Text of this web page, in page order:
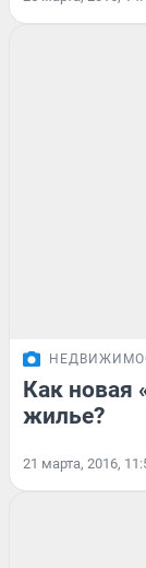
Как новая
жилье?
21 марта, 2016,